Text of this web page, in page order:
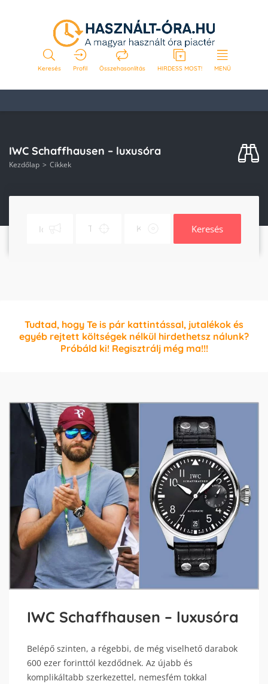
Keresés Profil Összehasonlítás HIRDESS MOST! MENÜ
IWC Schaffhausen – luxusóra
Kezdőlap Cikkek
Keresés
Tudtad, hogy Te is pár kattintással, jutalékok és
egyéb rejtett költségek nélkül hirdethetsz nálunk?
Próbáld ki! Regisztrálj még ma!!!
IWC Schaffhausen – luxusóra
Belépő szinten, a régebbi, de még viselhető darabok
600 ezer forinttól kezdődnek. Az újabb és
komplikáltabb szerkezettel, nemesfém tokkal